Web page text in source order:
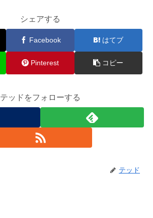
シェアする
Facebook はてブ
Pinterest コピー
テッドをフォローする
テッド